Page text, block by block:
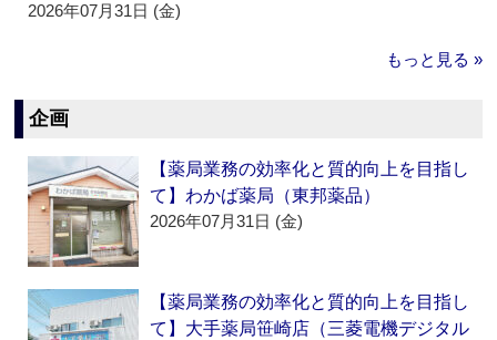
2026年07月31日 (金)
もっと見る »
企画
【薬局業務の効率化と質的向上を目指し
て】わかば薬局（東邦薬品）
2026年07月31日 (金)
【薬局業務の効率化と質的向上を目指し
て】大手薬局笹崎店（三菱電機デジタル